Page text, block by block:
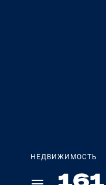
НЕДВИЖИМОСТЬ